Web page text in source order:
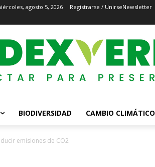
agosto 5, 2026 Registrarse / UnirseNewsletter
BIODIVERSIDAD CAMBIO CLIMÁTICO
emisiones de CO2